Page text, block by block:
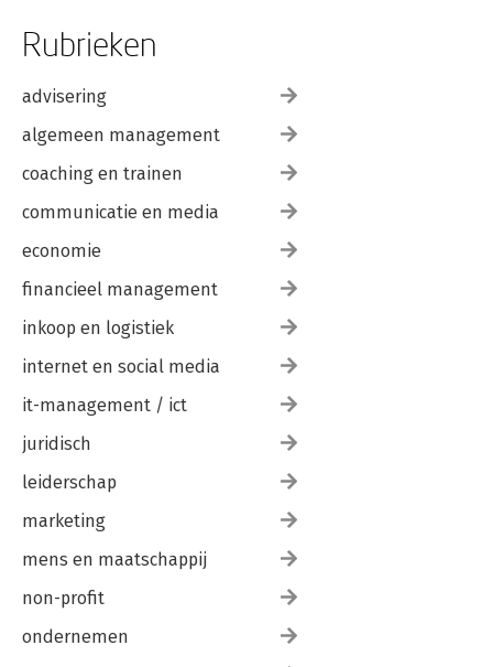
Rubrieken
advisering
algemeen management
coaching en trainen
communicatie en media
economie
financieel management
inkoop en logistiek
internet en social media
it-management / ict
juridisch
leiderschap
marketing
mens en maatschappij
non-profit
ondernemen